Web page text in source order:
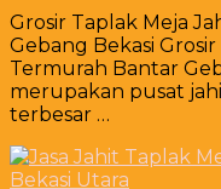
Grosir Taplak Meja
Gebang Bekasi
Termurah Bantar
merupakan pusat
terbesar …